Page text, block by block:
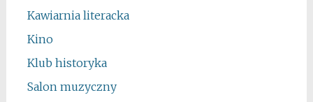
Kawiarnia literacka
Kino
Klub historyka
Salon muzyczny